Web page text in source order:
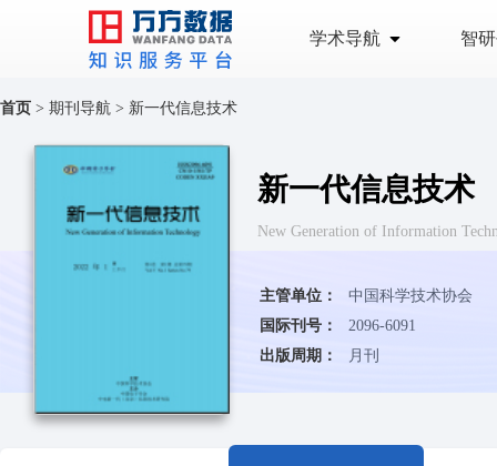
学术导航 智
首页 > 期刊导航 > 新一代信息技术
新一代信息技术
New Generation of Information
主管单位：
中国科学技术协会
国际刊号：
2096-6091
出版周期：
月刊